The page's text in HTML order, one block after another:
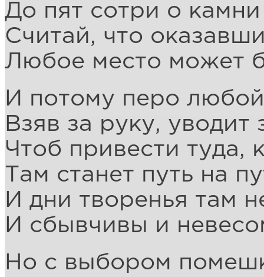
До пят сотри о камни
Считай, что
Любое место может
И потому перо
Взяв за руку, уводит
Чтоб привести туда,
Там станет путь на
И дни творенья там
И сбывчивы и
Но с выбором